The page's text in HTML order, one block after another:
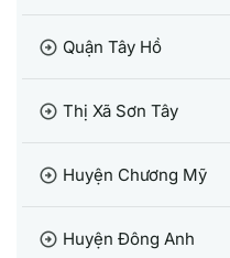
arrow_circle_right Quận Tây Hồ
arrow_circle_right Thị Xã Sơn Tây
arrow_circle_right Huyện Chương Mỹ
arrow_circle_right Huyện Đông Anh